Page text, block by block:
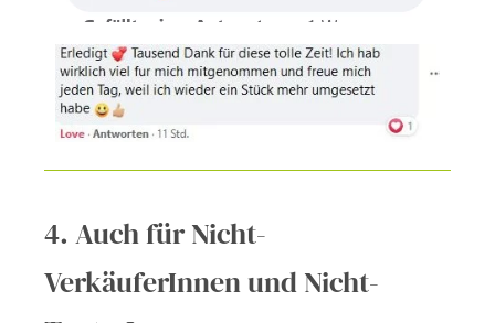
4. Auch für Nicht-
VerkäuferInnen und Nicht-